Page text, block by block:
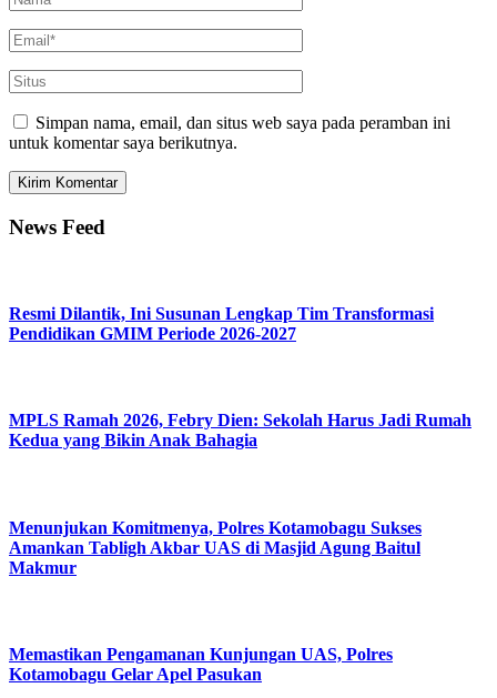
Simpan nama, email, dan situs web saya pada peramban ini
untuk komentar saya berikutnya.
News Feed
Resmi Dilantik, Ini Susunan Lengkap Tim Transformasi
Pendidikan GMIM Periode 2026-2027
MPLS Ramah 2026, Febry Dien: Sekolah Harus Jadi Rumah
Kedua yang Bikin Anak Bahagia
Menunjukan Komitmenya, Polres Kotamobagu Sukses
Amankan Tabligh Akbar UAS di Masjid Agung Baitul
Makmur
Memastikan Pengamanan Kunjungan UAS, Polres
Kotamobagu Gelar Apel Pasukan